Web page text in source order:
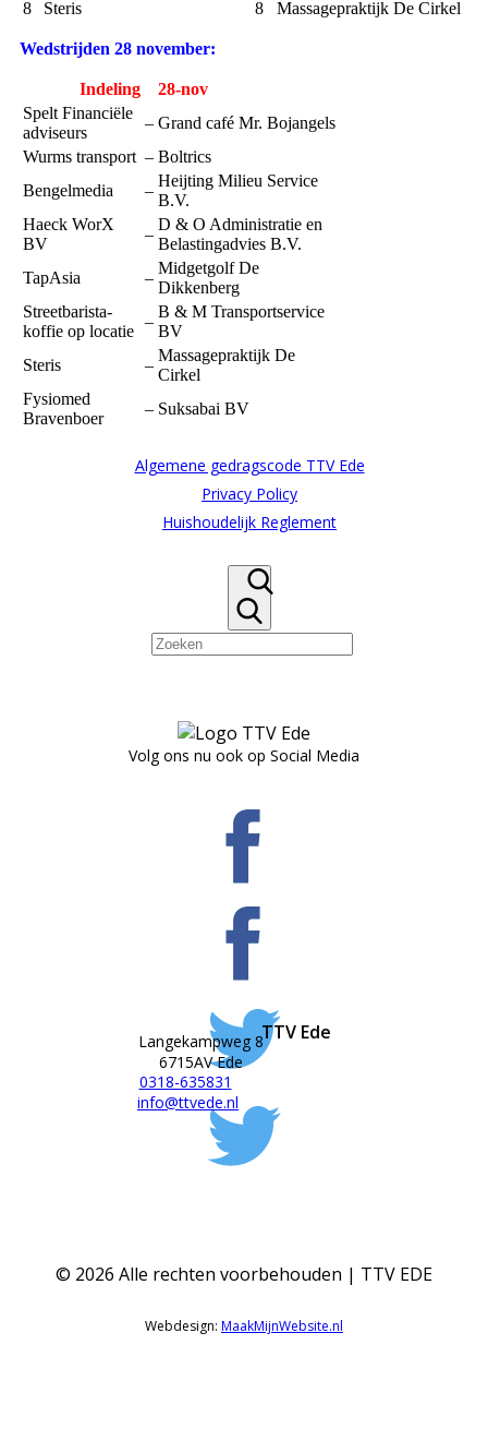
8 Steris 8 Massagepraktijk De Cirkel
Wedstrijden 28 november:
Indeling
28-nov
Spelt Financiële
adviseurs
– Grand café Mr. Bojangels
Wurms transport – Boltrics
Bengelmedia
–
Heijting Milieu Service
B.V.
Haeck WorX
BV
–
D & O Administratie en
Belastingadvies B.V.
TapAsia
–
Midgetgolf De
Dikkenberg
Streetbarista-
koffie op locatie
–
B & M Transportservice
BV
Steris
–
Massagepraktijk De
Cirkel
Fysiomed
Bravenboer
– Suksabai BV
Algemene gedragscode TTV Ede
Privacy Policy
Huishoudelijk Reglement
Volg ons nu ook op Social Media
TTV Ede
Langekampweg 8
6715AV Ede
0318-635831
info@ttvede.nl
© 2026 Alle rechten voorbehouden | TTV EDE
Webdesign: MaakMijnWebsite.nl